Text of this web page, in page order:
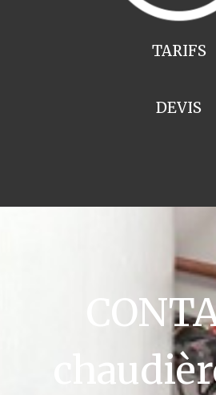
TARIFS
DEVIS